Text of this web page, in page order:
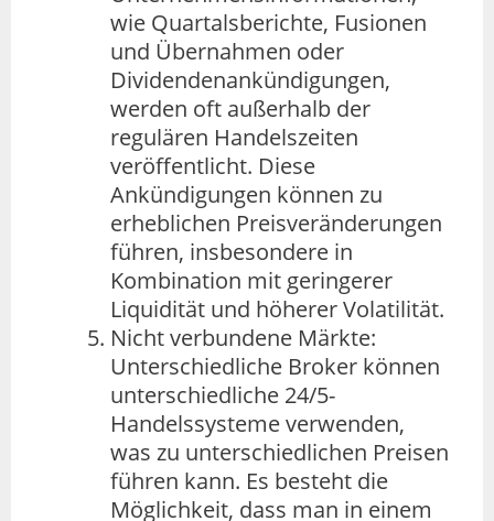
wie Quartalsberichte, Fusionen
und Übernahmen oder
Dividendenankündigungen,
werden oft außerhalb der
regulären Handelszeiten
veröffentlicht. Diese
Ankündigungen können zu
erheblichen Preisveränderungen
führen, insbesondere in
Kombination mit geringerer
Liquidität und höherer Volatilität.
Nicht verbundene Märkte:
Unterschiedliche Broker können
unterschiedliche 24/5-
Handelssysteme verwenden,
was zu unterschiedlichen Preisen
führen kann. Es besteht die
Möglichkeit, dass man in einem